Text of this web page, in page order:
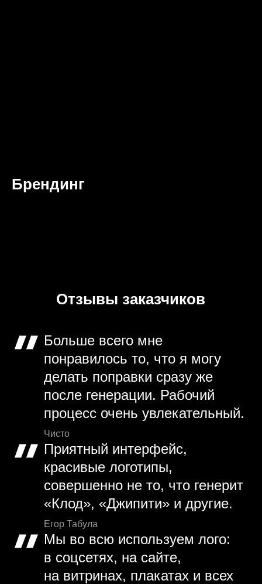
Брендинг
Отзывы заказчиков
Больше всего мне
понравилось то, что я могу
делать поправки сразу же
после генерации. Рабочий
процесс очень увлекательный.
Чисто
Приятный интерфейс,
красивые логотипы,
совершенно не то, что генерит
«Клод», «Джипити» и другие.
Егор Табула
Мы во всю используем лого:
в соцсетях, на сайте,
на витринах, плакатах и всех